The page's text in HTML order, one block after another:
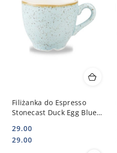
Filiżanka do Espresso
Stonecast Duck Egg Blue
SDESCEB91
Cena:
29.00
Cena:
29.00